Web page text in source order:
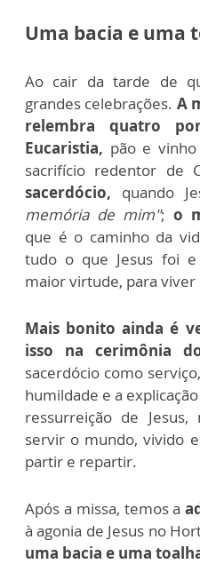
Uma bacia e uma
Ao cair da tarde de
grandes celebrações. A
relembra quatro
Eucaristia, pão e
sacrifício redentor de
sacerdócio, quando
memória de mim"; o
que é o caminho da
tudo o que Jesus foi e
maior virtude, para viver
Mais bonito ainda é
isso na cerimônia
sacerdócio como
humildade e a
ressurreição de
servir o mundo, vivido
partir e repartir.
Após a missa, temos a
à agonia de Jesus no
uma bacia e uma